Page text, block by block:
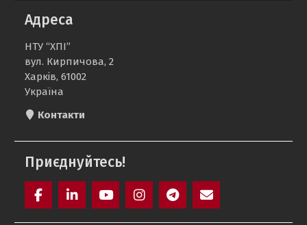
Адреса
НТУ “ХПІ”
вул. Кирпичова, 2
Харків, 61002
Україна
Контакти
Приєднуйтесь!